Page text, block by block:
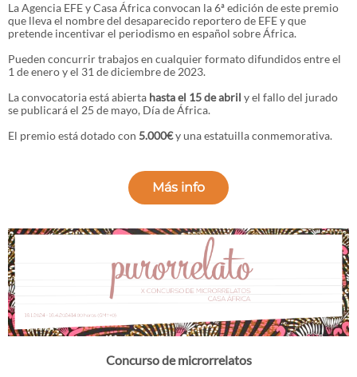
La Agencia EFE y Casa África convocan la 6ª edición de este premio
que lleva el nombre del desaparecido reportero de EFE y que
pretende incentivar el periodismo en español sobre África.
Pueden concurrir trabajos en cualquier formato difundidos entre el
1 de enero y el 31 de diciembre de 2023.
La convocatoria está abierta hasta el 15 de abril y el fallo del jurado
se publicará el 25 de mayo, Día de África.
El premio está dotado con 5.000€y una estatuilla conmemorativa.
Más info
Concurso de microrrelatos